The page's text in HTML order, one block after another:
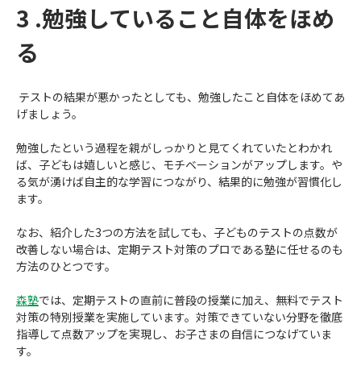
3 .勉強していること自体をほめ
る
テストの結果が悪かったとしても、勉強したこと自体をほめてあ
げましょう。
勉強したという過程を親がしっかりと見てくれていたとわかれ
ば、子どもは嬉しいと感じ、モチベーションがアップします。や
る気が湧けば自主的な学習につながり、結果的に勉強が習慣化し
ます。
なお、紹介した3つの方法を試しても、子どものテストの点数が
改善しない場合は、定期テスト対策のプロである塾に任せるのも
方法のひとつです。
森塾では、定期テストの直前に普段の授業に加え、無料でテスト
対策の特別授業を実施しています。対策できていない分野を徹底
指導して点数アップを実現し、お子さまの自信につなげていま
す。